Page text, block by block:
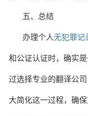
五、总结
办理个人无犯罪记
和公证认证时，确实
过选择专业的翻译公
大简化这一过程，确